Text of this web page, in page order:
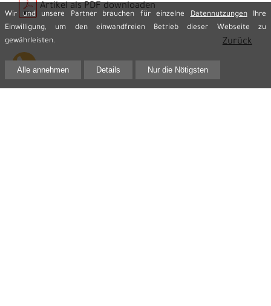
Artikel als PDF downloaden
Zurück
Wir und unsere Partner brauchen für einzelneDatennutzungenIhre
Einwilligung, um den einwandfreien Betrieb dieser Webseite zu
gewährleisten.
Alle annehmen Details Nur die Nötigsten